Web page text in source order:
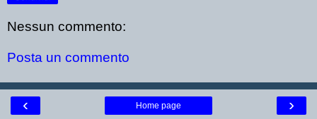
Nessun commento:
Posta un commento
‹ ›
Home page